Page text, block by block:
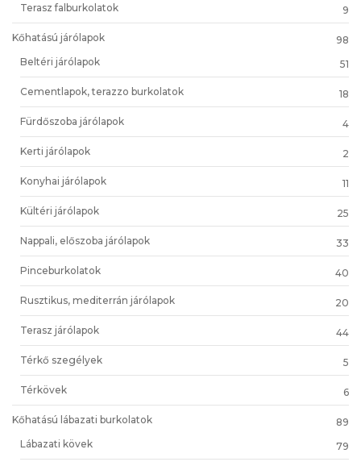
Terasz falburkolatok 9
Kőhatású járólapok
98
Beltéri járólapok
51
Cementlapok, terazzo burkolatok 18
Fürdőszoba járólapok 4
Kerti járólapok 2
Konyhai járólapok 11
Kültéri járólapok 25
Nappali, előszoba járólapok 33
Pinceburkolatok 40
Rusztikus, mediterrán járólapok 20
Terasz járólapok 44
Térkő szegélyek 5
Térkövek 6
Kőhatású lábazati burkolatok
89
Lábazati kövek
79